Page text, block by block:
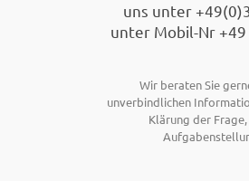
uns unter
unter Mobil-Nr
Wir beraten Sie
unverbindlichen
Klärung der